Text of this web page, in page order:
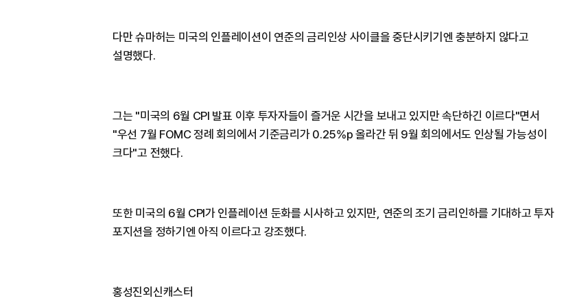
다만 슈마허는 미국의 인플레이션이 연준의 금리인상 사이클을 중단시키기엔 충분하지 않다고
설명했다.
그는 "미국의 6월 CPI 발표 이후 투자자들이 즐거운 시간을 보내고 있지만 속단하긴 이르다"면서
"우선 7월 FOMC 정례 회의에서 기준금리가 0.25%p 올라간 뒤 9월 회의에서도 인상될 가능성이
크다"고 전했다.
또한 미국의 6월 CPI가 인플레이션 둔화를 시사하고 있지만, 연준의 조기 금리인하를 기대하고 투자
포지션을 정하기엔 아직 이르다고 강조했다.
홍성진외신캐스터